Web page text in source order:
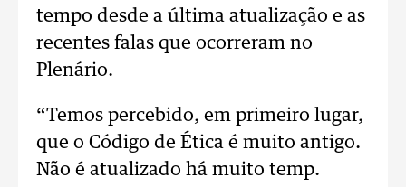
tempo desde a última atualização e as
recentes falas que ocorreram no
Plenário.
“Temos percebido, em primeiro lugar,
que o Código de Ética é muito antigo.
Não é atualizado há muito temp.